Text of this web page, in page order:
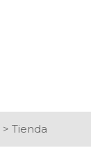
> Tienda